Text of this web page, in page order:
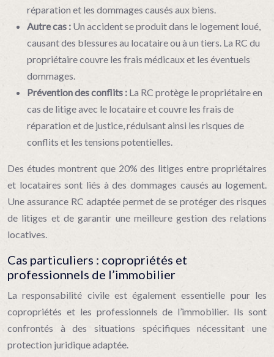
réparation et les dommages causés aux biens.
Autre cas : Un accident se produit dans le logement loué,
causant des blessures au locataire ou à un tiers. La RC du
propriétaire couvre les frais médicaux et les éventuels
dommages.
Prévention des conflits : La RC protège le propriétaire en
cas de litige avec le locataire et couvre les frais de
réparation et de justice, réduisant ainsi les risques de
conflits et les tensions potentielles.
Des études montrent que 20% des litiges entre propriétaires
et locataires sont liés à des dommages causés au logement.
Une assurance RC adaptée permet de se protéger des risques
de litiges et de garantir une meilleure gestion des relations
locatives.
Cas particuliers : copropriétés et
professionnels de l’immobilier
La responsabilité civile est également essentielle pour les
copropriétés et les professionnels de l’immobilier. Ils sont
confrontés à des situations spécifiques nécessitant une
protection juridique adaptée.